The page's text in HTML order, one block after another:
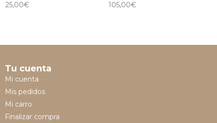
25,00€
105,00€
Tu cuenta
Mi cuenta
Mis pedidos
Mi carro
Finalizar compra